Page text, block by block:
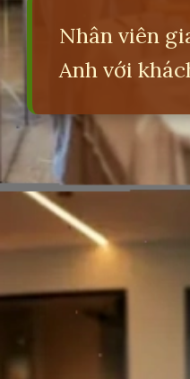
Nhân viên
Anh với
Đang mở https://